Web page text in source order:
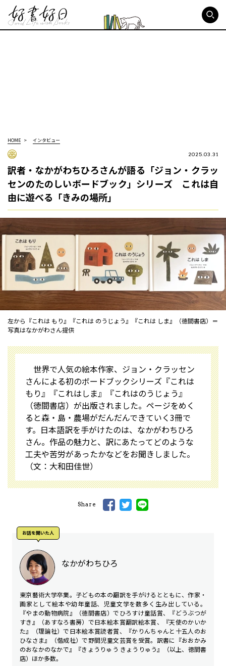
HOME インタビュー
2025.03.31
訳者・なかがわちひろさんが語る「ジョン・クラッ
センのたのしいボードブック」シリーズ これは自
由に遊べる「きみの場所」
左から『これは もり』『これは のうじょう』『これは しま』（徳間書店）＝
写真はなかがわさん提供
世界で人気の絵本作家、ジョン・クラッセン
さんによる初のボードブックシリーズ『これは
もり』『これはしま』『これはのうじょう』
（徳間書店）が出版されました。ページをめく
ると森・島・農場がだんだんできていく3冊で
す。日本語訳を手がけたのは、なかがわちひろ
さん。作品の魅力と、訳にあたってどのような
工夫や苦労があったかなどをお聞きしました。
（文：大和田佳世）
Share
お話を聞いた人
なかがわちひろ
東京藝術大学卒業。子どもの本の翻訳を手がけるとともに、作家・
画家として絵本や幼年童話、児童文学を数多く生み出している。
『やまの動物病院』（徳間書店）でひろすけ童話賞、『どうぶつが
すき』（あすなろ書房）で日本絵本賞翻訳絵本賞、『天使のかいか
た』（理論社）で日本絵本賞読者賞、『かりんちゃんと十五人のお
ひなさま』（偕成社）で野間児童文芸賞を受賞。訳書に『おおかみ
のおなかのなかで』『きょうりゅう きょうりゅう』（以上、徳間書
店）ほか多数。